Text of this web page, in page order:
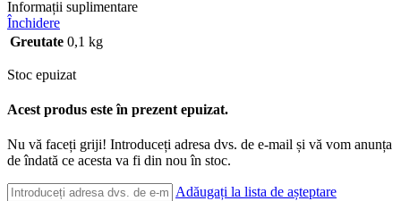
Informații suplimentare
Închidere
Greutate 0,1 kg
Stoc epuizat
Acest produs este în prezent epuizat.
Nu vă faceți griji! Introduceți adresa dvs. de e-mail și vă vom anunța
de îndată ce acesta va fi din nou în stoc.
Adăugați la lista de așteptare